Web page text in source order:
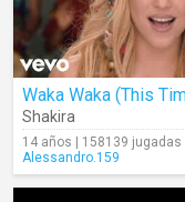
Shakira
14 años | 158139 jugadas
Alessandro.159